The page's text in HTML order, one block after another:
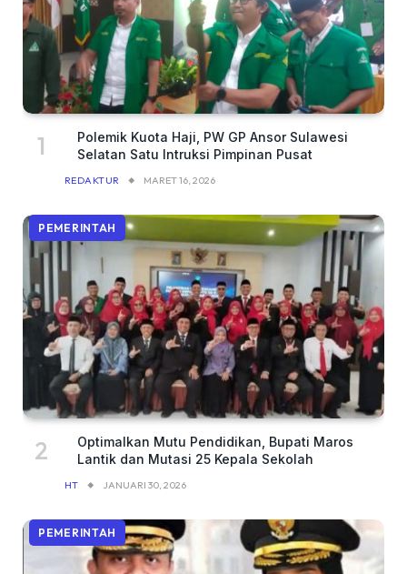
Polemik Kuota Haji, PW GP Ansor Sulawesi
Selatan Satu Intruksi Pimpinan Pusat
REDAKTUR MARET 16, 2026
PEMERINTAH
Optimalkan Mutu Pendidikan, Bupati Maros
Lantik dan Mutasi 25 Kepala Sekolah
HT JANUARI 30, 2026
PEMERINTAH